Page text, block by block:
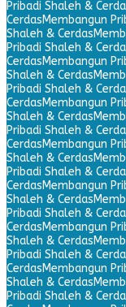
Pribadi Shaleh &
CerdasMembangun
Shaleh & Cerdas
Pribadi Shaleh &
CerdasMembangun
Shaleh & Cerdas
Pribadi Shaleh &
CerdasMembangun
Shaleh & Cerdas
Pribadi Shaleh &
CerdasMembangun
Shaleh & Cerdas
Pribadi Shaleh &
CerdasMembangun
Shaleh & Cerdas
Pribadi Shaleh &
CerdasMembangun
Shaleh & Cerdas
Pribadi Shaleh &
CerdasMembangun
Shaleh & Cerdas
Pribadi Shaleh &